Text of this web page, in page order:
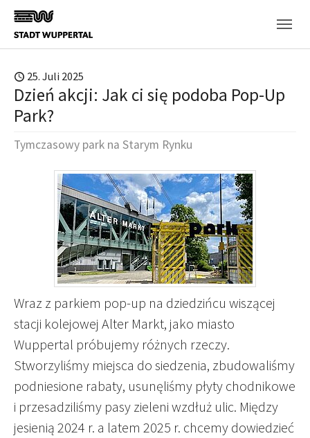
Skip to main content
25. Juli 2025
Dzień akcji: Jak ci się podoba Pop-Up
Park?
Tymczasowy park na Starym Rynku
Wraz z parkiem pop-up na dziedzińcu wiszącej
stacji kolejowej Alter Markt, jako miasto
Wuppertal próbujemy różnych rzeczy.
Stworzyliśmy miejsca do siedzenia, zbudowaliśmy
podniesione rabaty, usunęliśmy płyty chodnikowe
i przesadziliśmy pasy zieleni wzdłuż ulic. Między
jesienią 2024 r. a latem 2025 r. chcemy dowiedzieć